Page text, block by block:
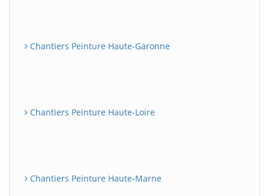
Chantiers Peinture Haute-Garonne
Chantiers Peinture Haute-Loire
Chantiers Peinture Haute-Marne